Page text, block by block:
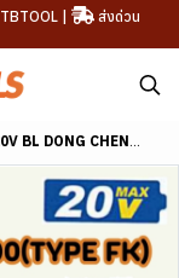
|
ส่งด่วน
CHENG รุ่น DCSM03-100